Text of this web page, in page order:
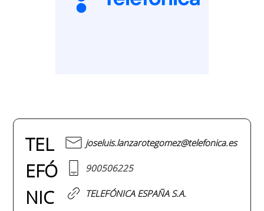
TEL
EFÓ
NIC
joseluis.lanzarotegomez@telefonica.es
900506225
TELEFÓNICA ESPAÑA S.A.